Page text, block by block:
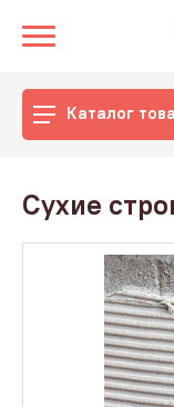
Каталог
Сухие